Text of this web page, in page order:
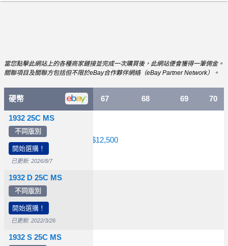
當您點擊此網站上的各種商家鏈接並完成一次購買後，此網站便會獲得一筆佣金。
關聯項目及關聯方包括但不限於eBay合作夥伴網絡（eBay Partner Network）。
硬幣
1932 25C MS
不同版別
開始選購！
已更新: 2026/8/7
1932 D 25C MS
不同版別
開始選購！
已更新: 2022/3/26
1932 S 25C MS
65 66 67 68 69 70
$12,500